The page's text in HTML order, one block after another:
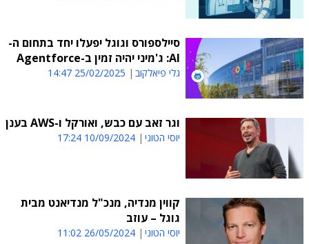
סיילספורס וגוגל יפעלו יחד בתחום ה-
AI: ג'מיני יהיה זמין ב-Agentforce
גלי פיאלקוב 25/02/2025 14:47
וגר זאב עם כבש, ואורקל ו-AWS בענן
יוסי הטוני 10/09/2024 17:24
קווין מנדיה, מנכ"ל מנדיאנט מבית
גוגל – עוזב
יוסי הטוני 26/05/2024 11:02